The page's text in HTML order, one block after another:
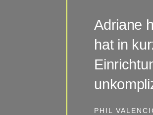
Adriane
hat in
PHIL